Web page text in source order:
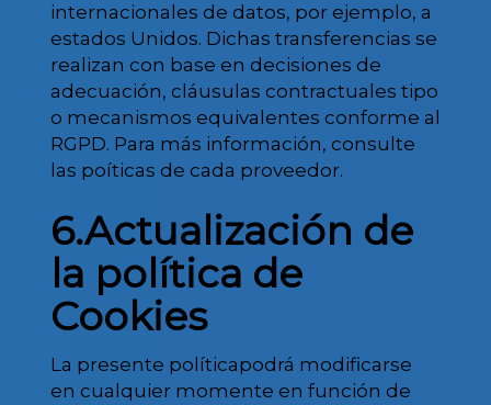
internacionales de datos, por ejemplo, a
estados Unidos. Dichas transferencias se
realizan con base en decisiones de
adecuación, cláusulas contractuales tipo
o mecanismos equivalentes conforme al
RGPD. Para más información, consulte
las poíticas de cada proveedor.
6.Actualización de
la política de
Cookies
La presente políticapodrá modificarse
en cualquier momente en función de